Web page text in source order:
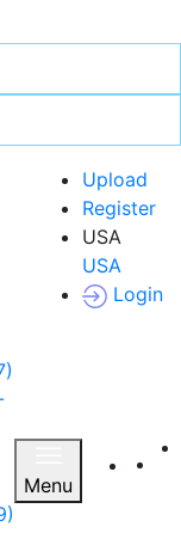
Upload
Register
USA
USA
Login
Menu